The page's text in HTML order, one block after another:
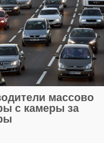
массово
с камеры за